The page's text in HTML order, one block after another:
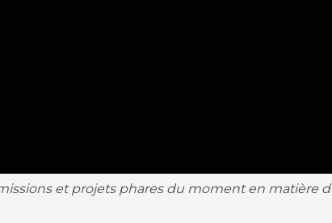
et projets phares du moment en matière